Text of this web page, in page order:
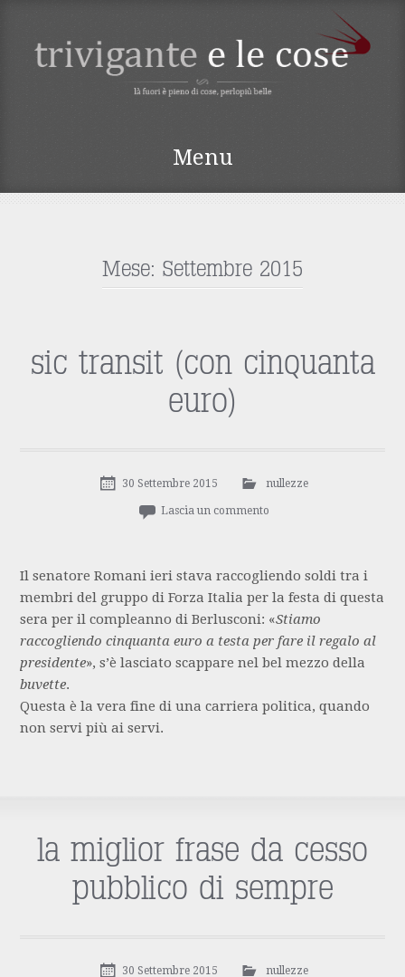
TRIVIGANTE E LE
Menu
Mese: Settembre 2015
sic transit (con cinquanta
euro)
30 Settembre 2015 nullezze
Lascia un commento
Il senatore Romani ieri stava raccogliendo soldi tra i
membri del gruppo di Forza Italia per la festa di questa
sera per il compleanno di Berlusconi: «Stiamo
raccogliendo cinquanta euro a testa per fare il regalo al
presidente», s’è lasciato scappare nel bel mezzo della
buvette.
Questa è la vera fine di una carriera politica, quando
non servi più ai servi.
la miglior frase da cesso
pubblico di sempre
30 Settembre 2015 nullezze